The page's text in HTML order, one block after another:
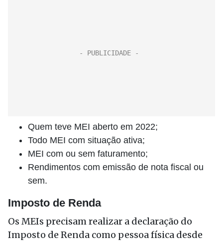
Quem teve MEI aberto em 2022;
Todo MEI com situação ativa;
MEI com ou sem faturamento;
Rendimentos com emissão de nota fiscal ou
sem.
Imposto de Renda
Os MEIs precisam realizar a declaração do
Imposto de Renda como pessoa física desde